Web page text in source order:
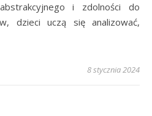
i zdolności do
dzieci uczą się analizować,
8 stycznia 2024